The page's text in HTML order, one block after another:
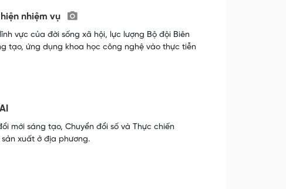
nhiệm vụ
vực của đời sống xã hội, lực lượng Bộ đội Biên
tạo, ứng dụng khoa học công nghệ vào thực tiễn
mới sáng tạo, Chuyển đổi số và Thực chiến
xuất ở địa phương.